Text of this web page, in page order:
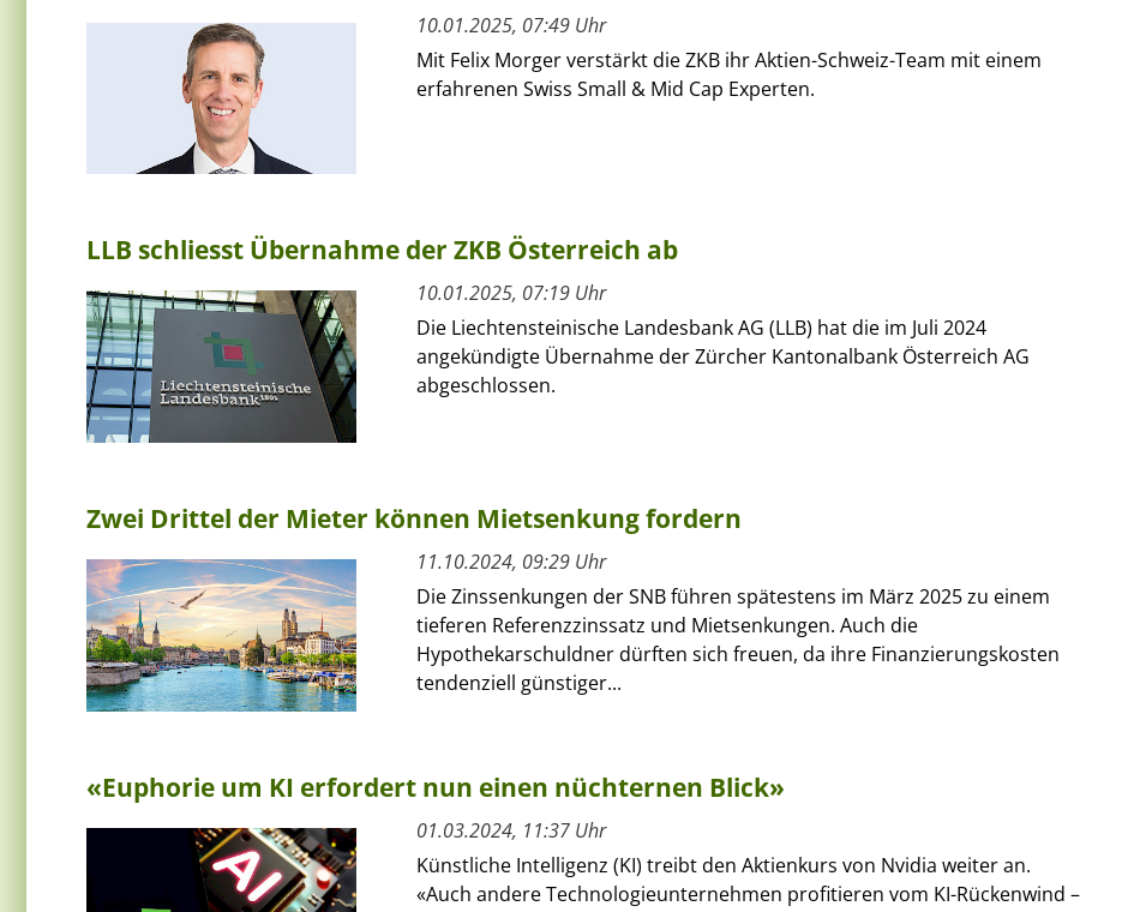
10.01.2025, 07:49 Uhr
Mit Felix Morger verstärkt die ZKB ihr Aktien-Schweiz-Team mit einem
erfahrenen Swiss Small & Mid Cap Experten.
LLB schliesst Übernahme der ZKB Österreich ab
10.01.2025, 07:19 Uhr
Die Liechtensteinische Landesbank AG (LLB) hat die im Juli 2024
angekündigte Übernahme der Zürcher Kantonalbank Österreich AG
abgeschlossen.
Zwei Drittel der Mieter können Mietsenkung fordern
11.10.2024, 09:29 Uhr
Die Zinssenkungen der SNB führen spätestens im März 2025 zu einem
tieferen Referenzzinssatz und Mietsenkungen. Auch die
Hypothekarschuldner dürften sich freuen, da ihre Finanzierungskosten
tendenziell günstiger...
«Euphorie um KI erfordert nun einen nüchternen Blick»
01.03.2024, 11:37 Uhr
Künstliche Intelligenz (KI) treibt den Aktienkurs von Nvidia weiter an.
«Auch andere Technologieunternehmen profitieren vom KI-Rückenwind –